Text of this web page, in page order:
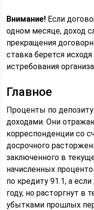
Внимание! Если
одном месяце, доход
прекращения
ставка берется
истребования
Главное
Проценты по
доходами. Они
корреспонденции со
досрочного
заключенного в
начисленных
по кредиту 91.1, а
году, но расторгнут в
убытками прошлых